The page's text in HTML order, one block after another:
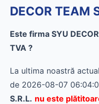
DECOR TEAM
Este firma SYU
TVA ?
La ultima noastră
de 2026-08-07
S.R.L. nu este